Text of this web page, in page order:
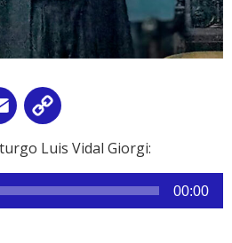
Email
Link
Luis Vidal Giorgi:
00:00